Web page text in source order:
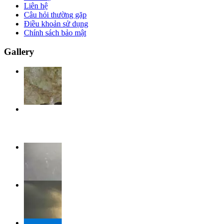
Liên hệ
Câu hỏi thường gặp
Điều khoản sử dụng
Chính sách bảo mật
Gallery